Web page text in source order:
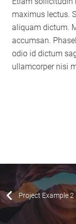
maximus lectus.
aliquam dictum.
accumsan.
odio id dictum
ullamcorper nisi
Project Example 2